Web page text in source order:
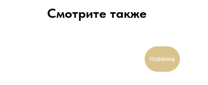
Смотрите также
Новинка